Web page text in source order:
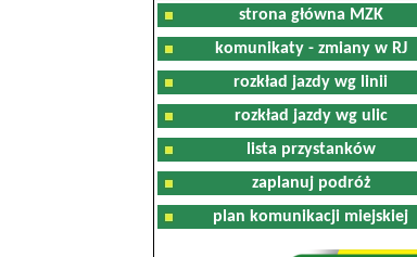
strona główna MZK
komunikaty - zmiany w RJ
rozkład jazdy wg linii
rozkład jazdy wg ulic
lista przystanków
zaplanuj podróż
plan komunikacji miejskiej